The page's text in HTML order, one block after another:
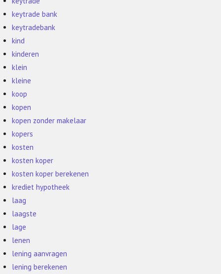
keytrade bank
keytradebank
kind
kinderen
klein
kleine
koop
kopen
kopen zonder makelaar
kopers
kosten
kosten koper
kosten koper berekenen
krediet hypotheek
laag
laagste
lage
lenen
lening aanvragen
lening berekenen